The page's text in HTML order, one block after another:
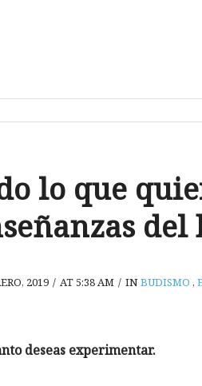
lo que
2019 / AT 5:38 AM / INBUDISMO ,
deseas experimentar.